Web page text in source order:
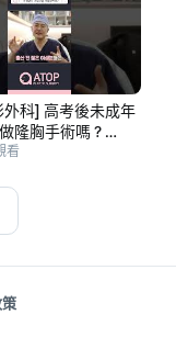
外科] 高考後未成年
隆胸手術嗎？
看
策